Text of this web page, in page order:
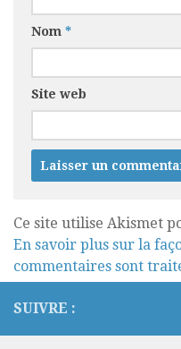
Nom *
Site web
Ce site utilise Akismet
En savoir plus sur la
commentaires sont
SUIVRE :